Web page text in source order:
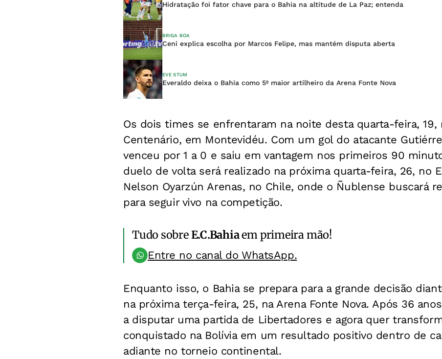
Hidratação foi fator chave para o Bahia na altitude de La Paz; entenda
BRIGA BOA
Ceni explica escolha por Marcos Felipe, mas mantém disputa aberta
EVE STUM
Everaldo deixa o Bahia como 5º maior artilheiro da Arena Fonte Nova
Os dois times se enfrentaram na noite desta quarta-feira, 19,
Centenário, em Montevidéu. Com um gol do atacante
venceu por 1 a 0 e saiu em vantagem nos primeiros 90
duelo de volta será realizado na próxima quarta-feira, 26, no
Nelson Oyarzún Arenas, no Chile, onde o Ñublense buscará
para seguir vivo na competição.
Tudo sobreE.C.Bahiaem primeira mão!
Entre no canal do WhatsApp.
Enquanto isso, o Bahia se prepara para a grande decisão
na próxima terça-feira, 25, na Arena Fonte Nova. Após 36
a disputar uma partida de Libertadores e agora quer
conquistado na Bolívia em um resultado positivo dentro de
adiante no torneio continental.